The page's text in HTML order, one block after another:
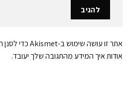
אתר זו עושה שימוש ב-Akismet כדי לסנן תגובות זבל.
אודות איך המידע מהתגובה שלך יעובד.